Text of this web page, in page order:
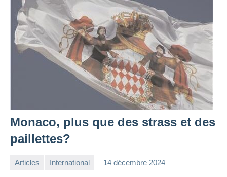
Monaco, plus que des strass et des
paillettes?
Articles International 14 décembre 2024